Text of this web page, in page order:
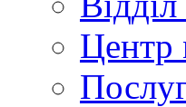
Центр